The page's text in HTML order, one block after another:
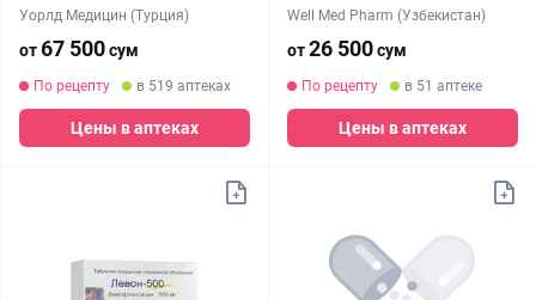
Уорлд Медицин (Турция)
от67 500сум
По рецепту в 519 аптеках
Цены в аптеках
Well Med Pharm (Узбекистан)
от26 500сум
По рецепту в 51 аптеке
Цены в аптеках